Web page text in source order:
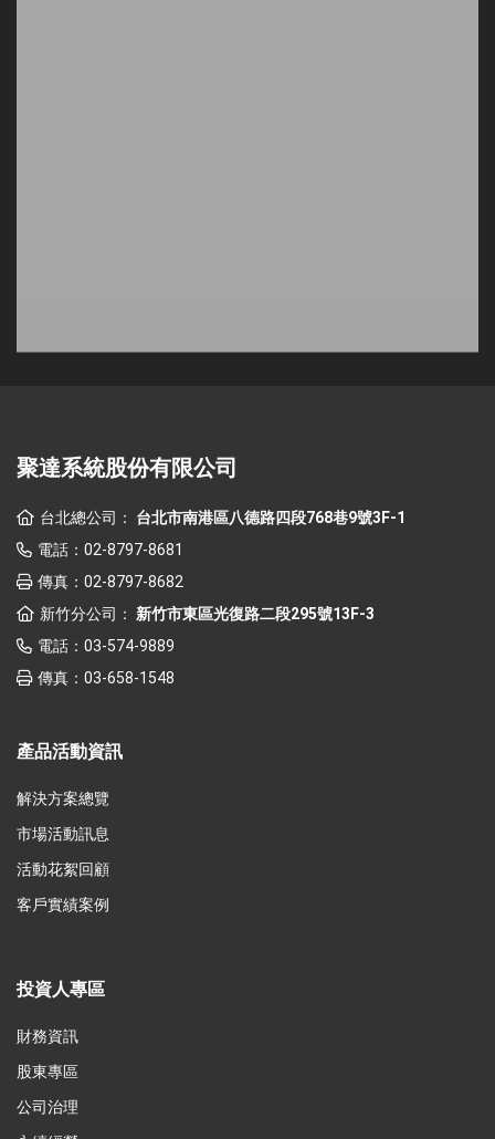
聚達系統股份有限公司
台北總公司：
台北市南港區八德路四段768巷9號3F-1
電話： 02-8797-8681
傳真： 02-8797-8682
新竹分公司： 新竹市東區光復路二段295號13F-3
電話： 03-574-9889
傳真： 03-658-1548
產品活動資訊
解決方案總覽
市場活動訊息
活動花絮回顧
客戶實績案例
投資人專區
財務資訊
股東專區
公司治理